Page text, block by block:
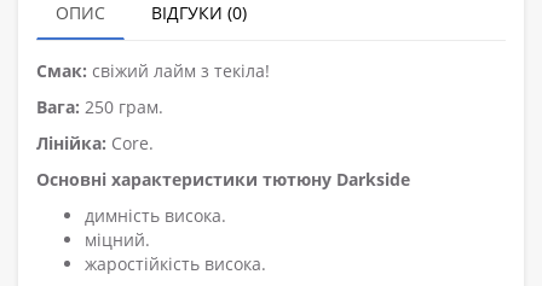
ОПИС ВІДГУКИ (0)
Смак: свіжий лайм з текіла!
Вага: 250 грам.
Лінійка: Core.
Основні характеристики тютюну Darkside
димність висока.
міцний.
жаростійкість висока.